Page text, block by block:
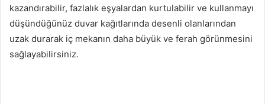
kazandırabilir, fazlalık eşyalardan kurtulabilir ve kullanmayı
düşündüğünüz duvar kağıtlarında desenli olanlarından
uzak durarak iç mekanın daha büyük ve ferah görünmesini
sağlayabilirsiniz.